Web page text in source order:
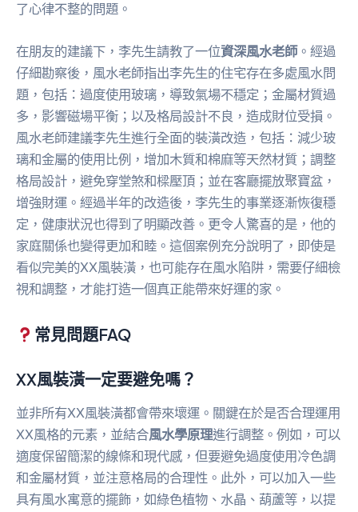
了心律不整的問題。
在朋友的建議下，李先生請教了一位資深風水老師。經過
仔細勘察後，風水老師指出李先生的住宅存在多處風水問
題，包括：過度使用玻璃，導致氣場不穩定；金屬材質過
多，影響磁場平衡；以及格局設計不良，造成財位受損。
風水老師建議李先生進行全面的裝潢改造，包括：減少玻
璃和金屬的使用比例，增加木質和棉麻等天然材質；調整
格局設計，避免穿堂煞和樑壓頂；並在客廳擺放聚寶盆，
增強財運。經過半年的改造後，李先生的事業逐漸恢復穩
定，健康狀況也得到了明顯改善。更令人驚喜的是，他的
家庭關係也變得更加和睦。這個案例充分說明了，即使是
看似完美的XX風裝潢，也可能存在風水陷阱，需要仔細檢
視和調整，才能打造一個真正能帶來好運的家。
常見問題FAQ
XX風裝潢一定要避免嗎？
並非所有XX風裝潢都會帶來壞運。關鍵在於是否合理運用
XX風格的元素，並結合風水學原理進行調整。例如，可以
適度保留簡潔的線條和現代感，但要避免過度使用冷色調
和金屬材質，並注意格局的合理性。此外，可以加入一些
具有風水寓意的擺飾，如綠色植物、水晶、葫蘆等，以提